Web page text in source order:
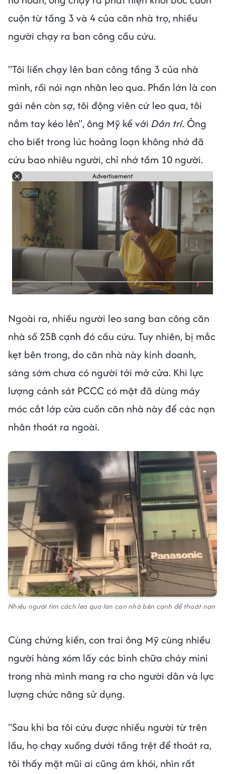
cuộn từ tầng 3 và 4 của căn nhà trọ, nhiều
người chạy ra ban công cầu cứu.
"Tôi liền chạy lên ban công tầng 3 của nhà
mình, rồi nói nạn nhân leo qua. Phần lớn là con
gái nên còn sợ, tôi động viên cứ leo qua, tôi
nắm tay kéo lên", ông Mỹ kể với Dân trí. Ông
cho biết trong lúc hoảng loạn không nhớ đã
cứu bao nhiêu người, chỉ nhớ tầm 10 người.
Advertisement
Ngoài ra, nhiều người leo sang ban công căn
nhà số 25B cạnh đó cầu cứu. Tuy nhiên, bị mắc
kẹt bên trong, do căn nhà này kinh doanh,
sáng sớm chưa có người tới mở cửa. Khi lực
lượng cảnh sát PCCC có mặt đã dùng máy
móc cắt lớp cửa cuốn căn nhà này để các nạn
nhân thoát ra ngoài.
Nhiều người tìm cách leo qua lan can nhà bên cạnh để thoát nạn
Cùng chứng kiến, con trai ông Mỹ cùng nhiều
người hàng xóm lấy các bình chữa cháy mini
trong nhà mình mang ra cho người dân và lực
lượng chức năng sử dụng.
"Sau khi ba tôi cứu được nhiều người từ trên
lầu, họ chạy xuống dưới tầng trệt để thoát ra,
tôi thấy mặt mũi ai cũng ám khói, nhìn rất